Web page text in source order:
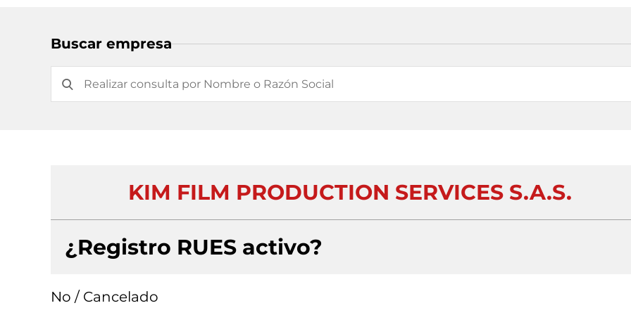
Buscar empresa
KIM FILM PRODUCTION SERVICES S.A.S.
¿Registro RUES activo?
No / Cancelado